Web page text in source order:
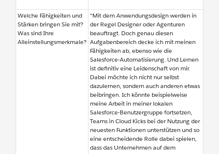
Welche Fähigkeiten und
Stärken bringen Sie mit?
Was sind Ihre
Alleinstellungsmerkmale?
"Mit dem Anwendungsdesign werden in
der Regel Designer oder Agenturen
beauftragt. Doch genau diesen
Aufgabenbereich decke ich mit meinen
Fähigkeiten ab, ebenso wie die
Salesforce-Automatisierung. Und Lernen
ist definitiv eine Leidenschaft von mir.
Dabei möchte ich nicht nur selbst
dazulernen, sondern auch anderen etwas
beibringen. Ich könnte beispielweise
meine Arbeit in meiner lokalen
Salesforce-Benutzergruppe fortsetzen,
Teams in Cloud Kicks bei der Nutzung der
neuesten Funktionen unterstützen und so
eine entscheidende Rolle dabei spielen,
dass das Unternehmen auf dem